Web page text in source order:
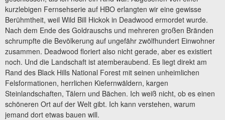
kurzlebigen Fernsehserie auf HBO erlangten wir eine gewisse
Berühmtheit, weil Wild Bill Hickok in Deadwood ermordet wurde.
Nach dem Ende des Goldrauschs und mehreren großen Bränden
schrumpfte die Bevölkerung auf ungefähr zwölfhundert Einwohner
zusammen. Deadwood floriert also nicht gerade, aber es existiert
noch. Und die Landschaft ist atemberaubend. Es liegt direkt am
Rand des Black Hills National Forest mit seinen unheimlichen
Felsformationen, herrlichen Kiefernwäldern, kargen
Steinlandschaften, Tälern und Bächen. Ich weiß nicht, ob es einen
schöneren Ort auf der Welt gibt. Ich kann verstehen, warum
jemand dort etwas bauen will.